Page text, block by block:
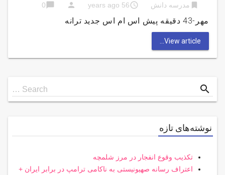
bookmark مدرسه دانش access_time
56 years ago
person
chat_bubble
0
مهر-43 دقیقه پیش اس ام اس جدید ترانه
View article...
Search
for
Search … search
نوشته‌های تازه
تکذیب وقوع انفجار در مرز شلمچه
اعتراف رسانه صهیونیستی به ناکامی ترامپ در برابر ایران +